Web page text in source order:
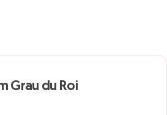
Grau du Roi